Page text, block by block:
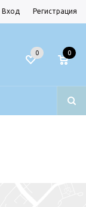
Вход Регистрация
0
0